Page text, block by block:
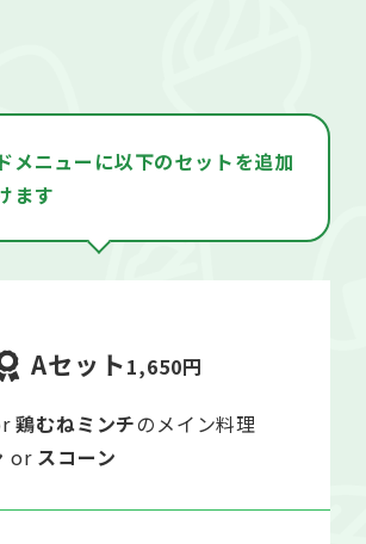
メニューに以下のセットを追加
ます
Aセット1,650円
鶏むねミンチのメイン料理
or スコーン